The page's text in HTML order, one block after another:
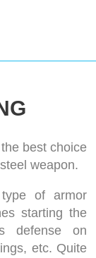
best choice
weapon.
of armor
starting the
defense on
etc. Quite